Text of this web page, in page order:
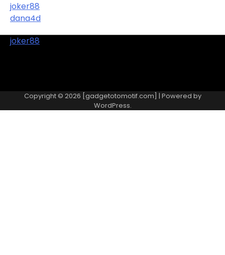
joker88
dana4d
joker88
Copyright © 2026 [gadgetotomotif.com] | Powered by
WordPress.